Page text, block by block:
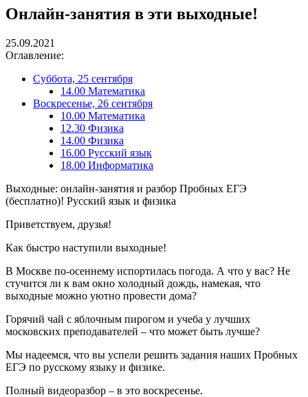
Онлайн-занятия в эти выходные!
25.09.2021
Оглавление:
Суббота, 25 сентября
14.00 Математика
Воскресенье, 26 сентября
10.00 Математика
12.30 Физика
14.00 Физика
16.00 Русский язык
18.00 Информатика
Выходные: онлайн-занятия и разбор Пробных ЕГЭ
(бесплатно)! Русский язык и физика
Приветствуем, друзья!
Как быстро наступили выходные!
В Москве по-осеннему испортилась погода. А что у вас? Не
стучится ли к вам окно холодный дождь, намекая, что
выходные можно уютно провести дома?
Горячий чай с яблочным пирогом и учеба у лучших
московских преподавателей – что может быть лучше?
Мы надеемся, что вы успели решить задания наших Пробных
ЕГЭ по русскому языку и физике.
Полный видеоразбор – в это воскресенье.